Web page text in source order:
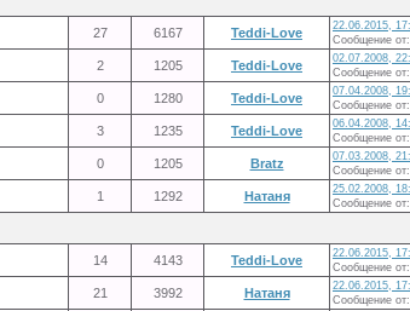
27 6167 Teddi-Love
22.06.2015,
Сообщение от:
2 1205 Teddi-Love
02.07.2008,
Сообщение от:
0 1280 Teddi-Love
07.04.2008,
Сообщение от:
3 1235 Teddi-Love
06.04.2008,
Сообщение от:
0 1205 Bratz
07.03.2008,
Сообщение от:
1 1292 Натаня
25.02.2008,
Сообщение от:
14 4143 Teddi-Love
22.06.2015,
Сообщение от:
21 3992 Натаня
22.06.2015,
Сообщение от: